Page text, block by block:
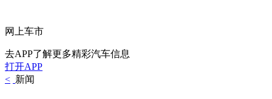
网上车市
去APP了解更多精彩汽车信息
打开APP
< 新闻